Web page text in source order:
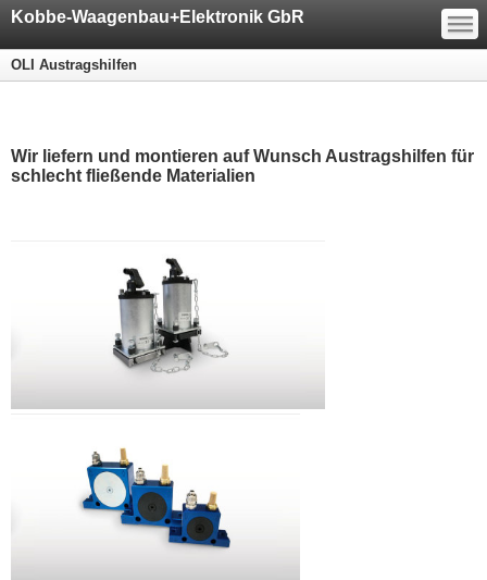
Kobbe-Waagenbau+Elektronik GbR —
—
—
OLI Austragshilfen
Wir liefern und montieren auf Wunsch Austragshilfen für
schlecht fließende Materialien